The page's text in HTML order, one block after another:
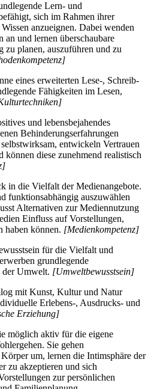
Lern- und
sich im Rahmen ihrer
anzueignen. Dabei wenden
und lernen überschaubare
zu planen, auszuführen und zu
eines erweiterten Lese-, Schreib-
Fähigkeiten im Lesen,
und lebensbejahendes
Behinderungserfahrungen
entwickeln Vertrauen
können diese zunehmend realistisch
in die Vielfalt der Medienangebote.
funktionsabhängig auszuwählen
Alternativen zur Mediennutzung
Einfluss auf Vorstellungen,
haben können. [Medienkompetenz]
für die Vielfalt und
grundlegende
der Umwelt. [Umweltbewusstsein]
mit Kunst, Kultur und Natur
Erlebens-, Ausdrucks- und
Erziehung]
möglich aktiv für die eigene
Sie gehen
um, lernen die Intimsphäre der
zu akzeptieren und sich
zur persönlichen